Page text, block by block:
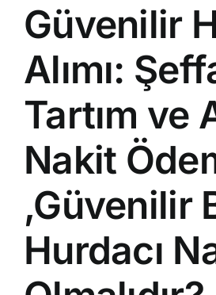
Güvenilir
Alımı:
Tartım ve
Nakit
,Güvenilir
Hurdacı